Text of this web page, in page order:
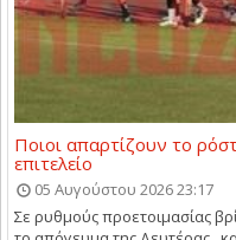
Ποιοι απαρτίζουν το
επιτελείο
05 Αυγούστου 2026 23:17
Σε ρυθμούς προετοιμασίας